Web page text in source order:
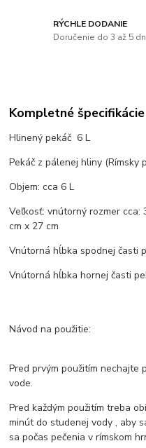
RÝCHLE DODANIE
Doručenie do 3 až 5
Kompletné špecifikácie
Hlinený pekáč 6 L
Pekáč z pálenej hliny (Rímsky
Objem: cca 6 L
Veľkosť: vnútorný rozmer cca:
cm x 27 cm
Vnútorná hĺbka spodnej časti
Vnútorná hĺbka hornej časti
Návod na použitie:
Pred prvým použitím nechajte
vode.
Pred každým použitím treba
minút do studenej vody , aby
sa počas pečenia v rímskom